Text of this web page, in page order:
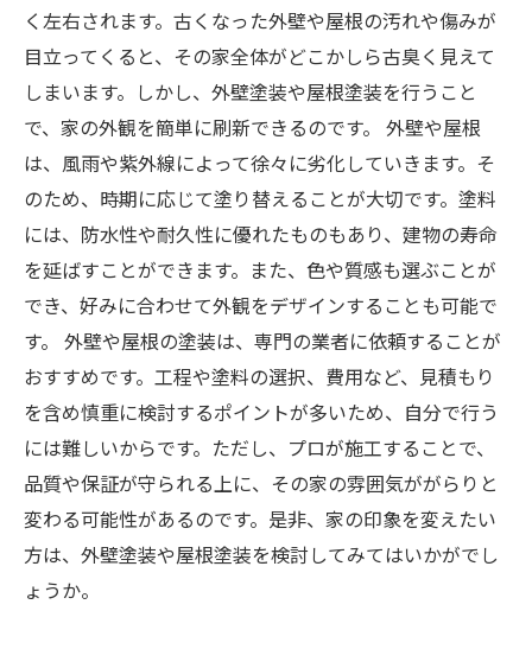
く左右されます。古くなった外壁や屋根の汚れや傷みが
目立ってくると、その家全体がどこかしら古臭く見えて
しまいます。しかし、外壁塗装や屋根塗装を行うこと
で、家の外観を簡単に刷新できるのです。 外壁や屋根
は、風雨や紫外線によって徐々に劣化していきます。そ
のため、時期に応じて塗り替えることが大切です。塗料
には、防水性や耐久性に優れたものもあり、建物の寿命
を延ばすことができます。また、色や質感も選ぶことが
でき、好みに合わせて外観をデザインすることも可能で
す。 外壁や屋根の塗装は、専門の業者に依頼することが
おすすめです。工程や塗料の選択、費用など、見積もり
を含め慎重に検討するポイントが多いため、自分で行う
には難しいからです。ただし、プロが施工することで、
品質や保証が守られる上に、その家の雰囲気ががらりと
変わる可能性があるのです。是非、家の印象を変えたい
方は、外壁塗装や屋根塗装を検討してみてはいかがでし
ょうか。